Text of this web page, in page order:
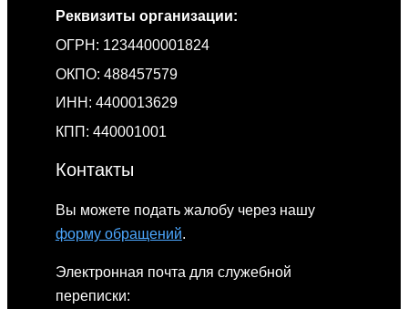
Реквизиты организации:
ОГРН: 1234400001824
ОКПО: 488457579
ИНН: 4400013629
КПП: 440001001
Контакты
Вы можете подать жалобу через нашу
форму обращений
Электронная почта для служебной
переписки: